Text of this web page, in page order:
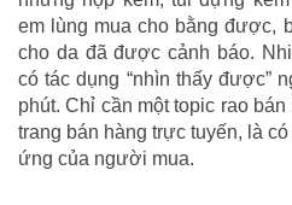
em lùng mua cho bằng được,
cho da đã được cảnh báo.
có tác dụng “nhìn thấy được”
phút. Chỉ cần một topic rao
trang bán hàng trực tuyến, là
ứng của người mua.